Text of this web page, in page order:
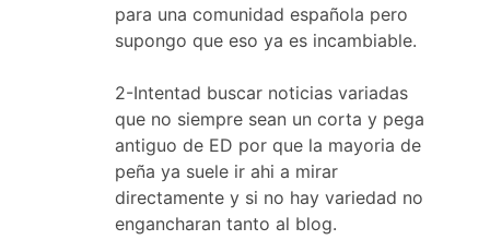
para una comunidad española pero
supongo que eso ya es incambiable.
2-Intentad buscar noticias variadas
que no siempre sean un corta y pega
antiguo de ED por que la mayoria de
peña ya suele ir ahi a mirar
directamente y si no hay variedad no
engancharan tanto al blog.